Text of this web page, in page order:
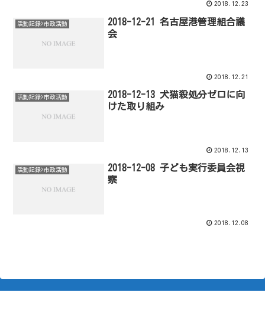
2018.12.23
活動記録>市政活動
2018-12-21 名古屋港管理組合議
会
2018.12.21
活動記録>市政活動
2018-12-13 犬猫殺処分ゼロに向
けた取り組み
2018.12.13
活動記録>市政活動
2018-12-08 子ども実行委員会視
察
2018.12.08